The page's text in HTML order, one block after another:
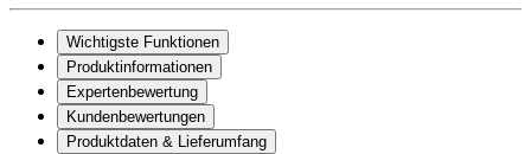
Wichtigste Funktionen
Produktinformationen
Expertenbewertung
Kundenbewertungen
Produktdaten & Lieferumfang